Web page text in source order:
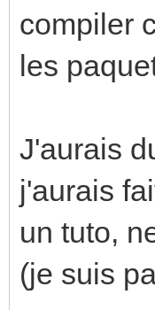
compiler
les
J'aurais
j'aurais
un tuto,
(je suis